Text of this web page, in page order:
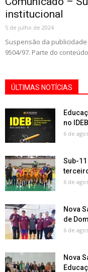
institucional
5 de julho de 2024
Suspensão da
9504/97. Parte do
ÚLTIMAS NOTÍCIAS
no
6 de
Sub-
6 de
Nova
de
6 de
Nova